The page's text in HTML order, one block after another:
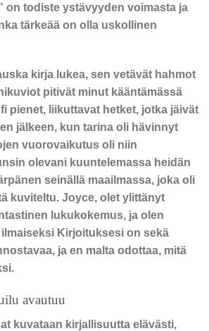
on todiste ystävyyden voimasta ja
tärkeää on olla uskollinen
kirja lukea, sen vetävät hahmot
pitivät minut kääntämässä
pienet, liikuttavat hetket, jotka jäivät
jälkeen, kun tarina oli hävinnyt
vuorovaikutus oli niin
olevani kuuntelemassa heidän
seinällä maailmassa, joka oli
kuviteltu. Joyce, olet ylittänyt
lukukokemus, ja olen
Kirjoituksesi on sekä
ja en malta odottaa, mitä
avautuu
kuvataan kirjallisuutta elävästi,